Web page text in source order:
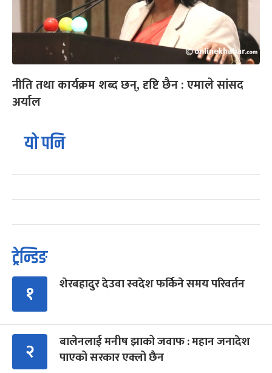
नीति तथा कार्यक्रम शब्द छन्, दृष्टि छैन : एमाले सांसद
अर्याल
यो पनि
ट्रेन्डिङ
१ शेरबहादुर देउवा स्वदेश फर्किने समय परिवर्तन
२
बालेनलाई मनीष झाको जवाफ : महान जनादेश
पाएको सरकार एक्लो छैन